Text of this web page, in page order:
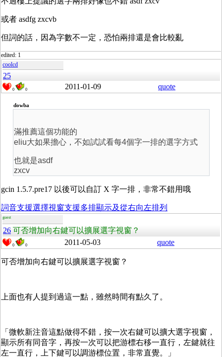
或者 asdfg zxcvb
但詞的話，因為字數不一定，恐怕兩排還是會比較亂
edited: 1
coolcd
25
0 0 2011-01-09 quote
dowba
滿推薦這個功能的
eliu大如果擔心，不如試試看每4個字一排的選字方式
也就是asdf
zxcv
gcin 1.5.7.pre17 以後可以自訂 X 字一排，非常不錯用哦
詞音支援選擇視窗支援多排顯示及從右向左排列
guest
26 可否增加向右鍵可以擴展選字視窗？
0 0 2011-05-03 quote
可否增加向右鍵可以擴展選字視窗？
上面也有人提到過這一點，雖然時間有點久了。
「微軟新注音這點做得不錯，按一次右鍵可以擴大選字視窗，
顯示所有同音字，再按一次可以把游標右移一直行，左鍵就往
左一直行，上下鍵可以調游標位置，非常直覺。」